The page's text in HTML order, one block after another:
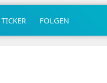
TICKER FOLGEN